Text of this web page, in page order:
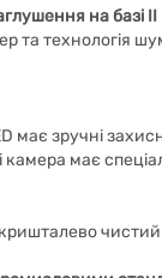
на базі II
та технологія
має зручні
камера має